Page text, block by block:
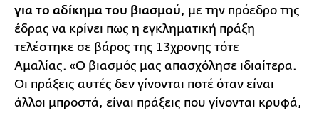
για το αδίκημα του βιασμού, με την πρόεδρο της
έδρας να κρίνει πως η εγκληματική πράξη
τελέστηκε σε βάρος της 13χρονης τότε
Αμαλίας. «Ο βιασμός μας απασχόλησε ιδιαίτερα.
Οι πράξεις αυτές δεν γίνονται ποτέ όταν είναι
άλλοι μπροστά, είναι πράξεις που γίνονται κρυφά,